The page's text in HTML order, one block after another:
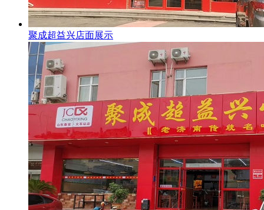
聚成超益兴店面展示